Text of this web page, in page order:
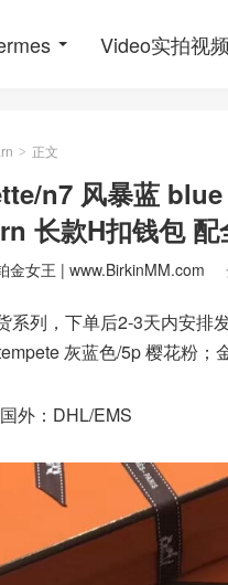
Video实拍视频
> 正文
n7 风暴蓝
长款H扣钱包
金女王 | www.BirkinMM.com
系列，下单后2-3天内安排
灰蓝色/5p 樱花粉；
外：DHL/EMS